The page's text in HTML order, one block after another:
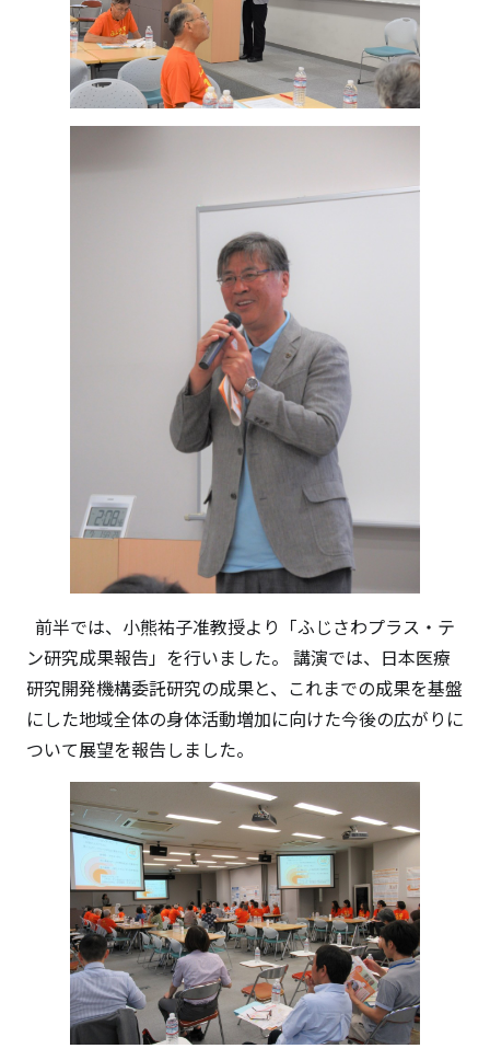
前半では、小熊祐子准教授より「ふじさわプラス・テ
ン研究成果報告」を行いました。 講演では、日本医療
研究開発機構委託研究の成果と、これまでの成果を基盤
にした地域全体の身体活動増加に向けた今後の広がりに
ついて展望を報告しました。